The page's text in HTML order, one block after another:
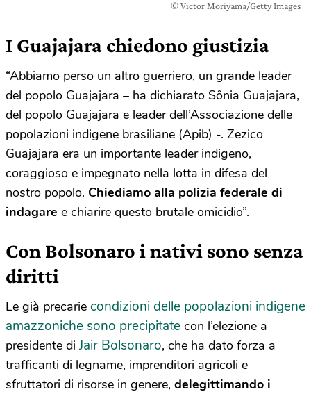
© Victor Moriyama/Getty Images
I Guajajara chiedono giustizia
“Abbiamo perso un altro guerriero, un grande leader
del popolo Guajajara – ha dichiarato Sônia Guajajara,
del popolo Guajajara e leader dell’Associazione delle
popolazioni indigene brasiliane (Apib) -. Zezico
Guajajara era un importante leader indigeno,
coraggioso e impegnato nella lotta in difesa del
nostro popolo. Chiediamo alla polizia federale di
indagare e chiarire questo brutale omicidio”.
Con Bolsonaro i nativi sono senza
diritti
Le già precarie condizioni delle popolazioni indigene
amazzoniche sono precipitate con l’elezione a
presidente diJair Bolsonaro, che ha dato forza a
trafficanti di legname, imprenditori agricoli e
sfruttatori di risorse in genere, delegittimando i